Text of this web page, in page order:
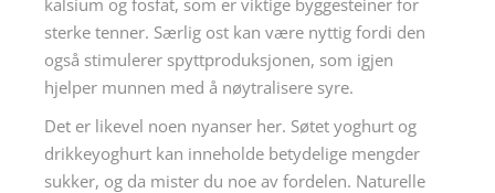
sterke tenner. Særlig ost kan være nyttig fordi den
også stimulerer spyttproduksjonen, som igjen
hjelper munnen med å nøytralisere syre.
Det er likevel noen nyanser her. Søtet yoghurt og
drikkeyoghurt kan inneholde betydelige mengder
sukker, og da mister du noe av fordelen. Naturelle